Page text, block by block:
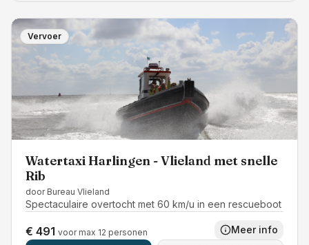
Vervoer
Watertaxi Harlingen - Vlieland met snelle
Rib
door Bureau Vlieland
Spectaculaire overtocht met 60 km/u in een rescueboot
€ 491 voor max 12 personen
Meer info